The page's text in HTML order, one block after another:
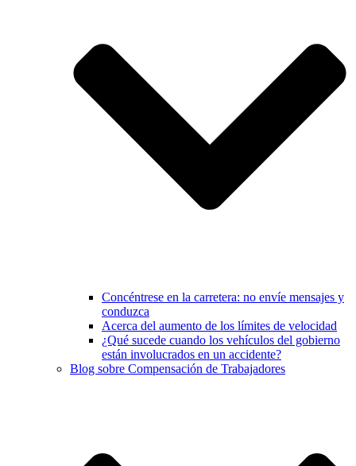
Concéntrese en la carretera: no envíe mensajes y
conduzca
Acerca del aumento de los límites de velocidad
¿Qué sucede cuando los vehículos del gobierno
están involucrados en un accidente?
Blog sobre Compensación de Trabajadores